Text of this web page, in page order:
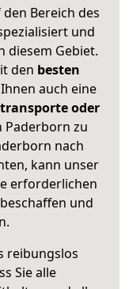
Bereich des
und
diesem Gebiet.
den besten
auch eine
oder
Paderborn zu
nach
kann unser
erforderlichen
und
reibungslos
Sie alle